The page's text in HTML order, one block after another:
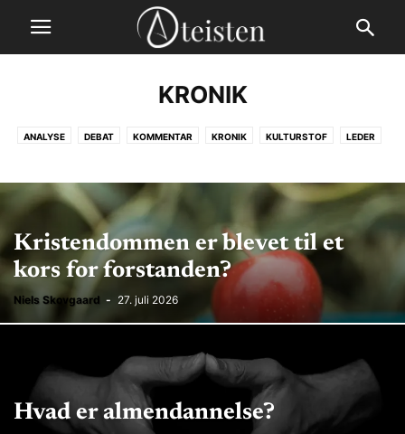
KRONIK
ANALYSE DEBAT KOMMENTAR KRONIK KULTURSTOF LEDER
Kristendommen er blevet til et
kors for forstanden?
Niels Skovgaard - 27. juli 2026
Hvad er almendannelse?